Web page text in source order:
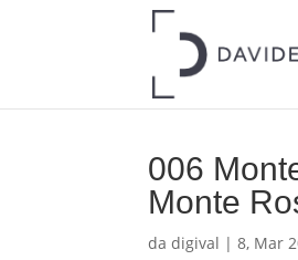
006
Monte
dadigival |8, Mar